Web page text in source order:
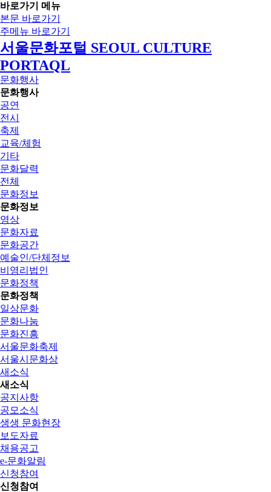
바로가기 메뉴
본문 바로가기
주메뉴 바로가기
서울문화포털 SEOUL CULTURE
PORTAQL
문화행사
문화행사
공연
전시
축제
교육/체험
기타
문화달력
전체
문화정보
문화정보
영상
문화자료
문화공간
예술인/단체정보
비영리법인
문화정책
문화정책
일상문화
문화나눔
문화진흥
서울문화축제
서울시문화상
새소식
새소식
공지사항
공모소식
생생 문화현장
보도자료
채용공고
e-문화알림
신청참여
신청참여